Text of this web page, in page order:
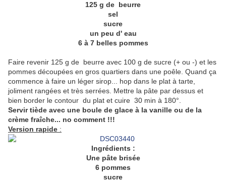
125 g de beurre
sel
sucre
un peu d' eau
6 à 7 belles pommes
Faire revenir 125 g de beurre avec 100 g de sucre (+ ou -) et les
pommes découpées en gros quartiers dans une poêle. Quand ça
commence à faire un léger sirop... hop dans le plat à tarte,
joliment rangées et très serrées. Mettre la pâte par dessus et
bien border le contour du plat et cuire 30 min à 180°.
Servir tiède avec une boule de glace à la vanille ou de la
crème fraîche... no comment !!!
Version rapide :
Ingrédients :
Une pâte brisée
6 pommes
sucre